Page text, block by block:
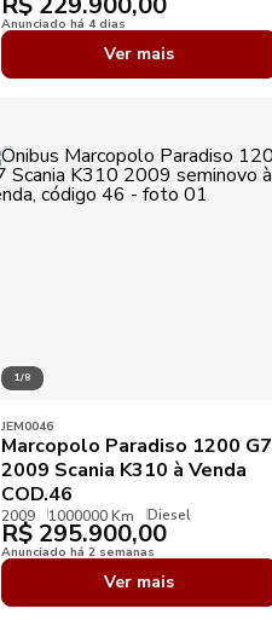
Anunciado há 4 dias
Ver mais
1/8
JEM0046
Marcopolo Paradiso 1200 G7
2009 Scania K310 à Venda
COD.46
2009 1000000 Km Diesel
R$ 295.900,00
Anunciado há 2 semanas
Ver mais